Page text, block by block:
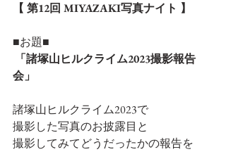
【 第12回 MIYAZAKI写真ナイト 】
■お題■
「諸塚山ヒルクライム2023撮影報告
会」
諸塚山ヒルクライム2023で
撮影した写真のお披露目と
撮影してみてどうだったかの報告を